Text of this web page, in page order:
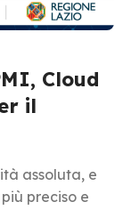
Cloud
il
assoluta, e
preciso e